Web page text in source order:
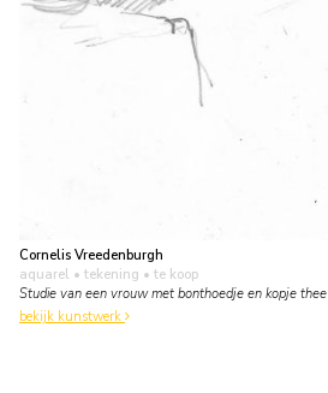
Cornelis Vreedenburgh
aquarel • tekening • te koop
Studie van een vrouw met bonthoedje en kopje thee
bekijk kunstwerk